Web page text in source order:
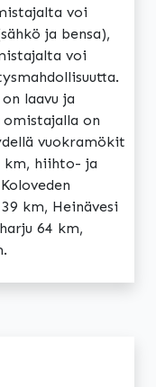
voi
ja bensa),
voi
laavu ja
omistajalla on
vuokramökit
km, hiihto- ja
km, Heinävesi
64 km,